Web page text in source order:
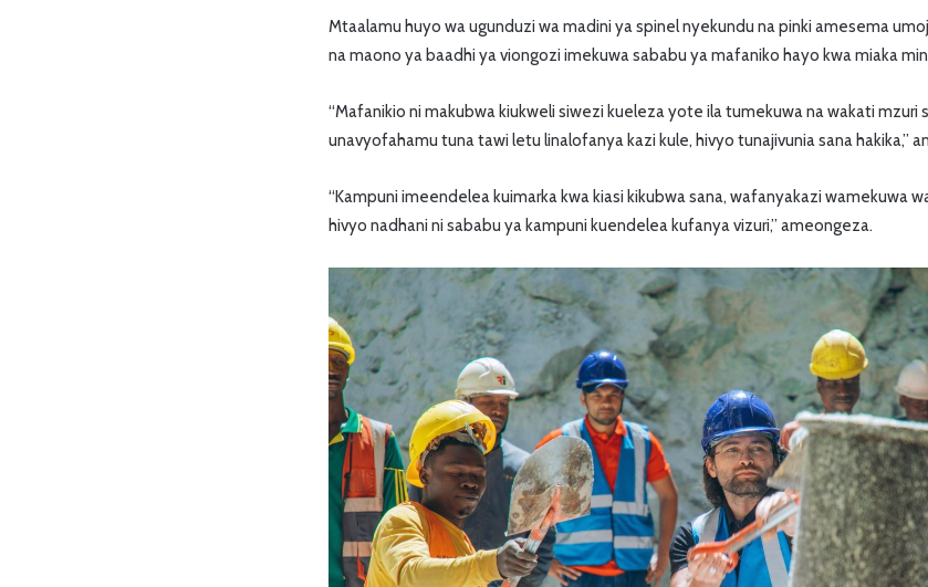
Mtaalamu huyo wa ugunduzi wa madini ya spinel nyekundu na pinki amesema
na maono ya baadhi ya viongozi imekuwa sababu ya mafaniko hayo kwa miaka
“Mafanikio ni makubwa kiukweli siwezi kueleza yote ila tumekuwa na wakati mzuri
unavyofahamu tuna tawi letu linalofanya kazi kule, hivyo tunajivunia sana hakika,”
“Kampuni imeendelea kuimarka kwa kiasi kikubwa sana, wafanyakazi wamekuwa
hivyo nadhani ni sababu ya kampuni kuendelea kufanya vizuri,” ameongeza.